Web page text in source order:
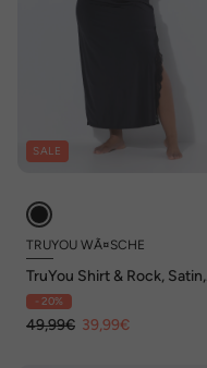
SALE
TRUYOU WÃ¤SCHE
TruYou Shirt & Rock, Satin,
Spitze, Spaghettiträger
- 20%
49,99€ 39,99€